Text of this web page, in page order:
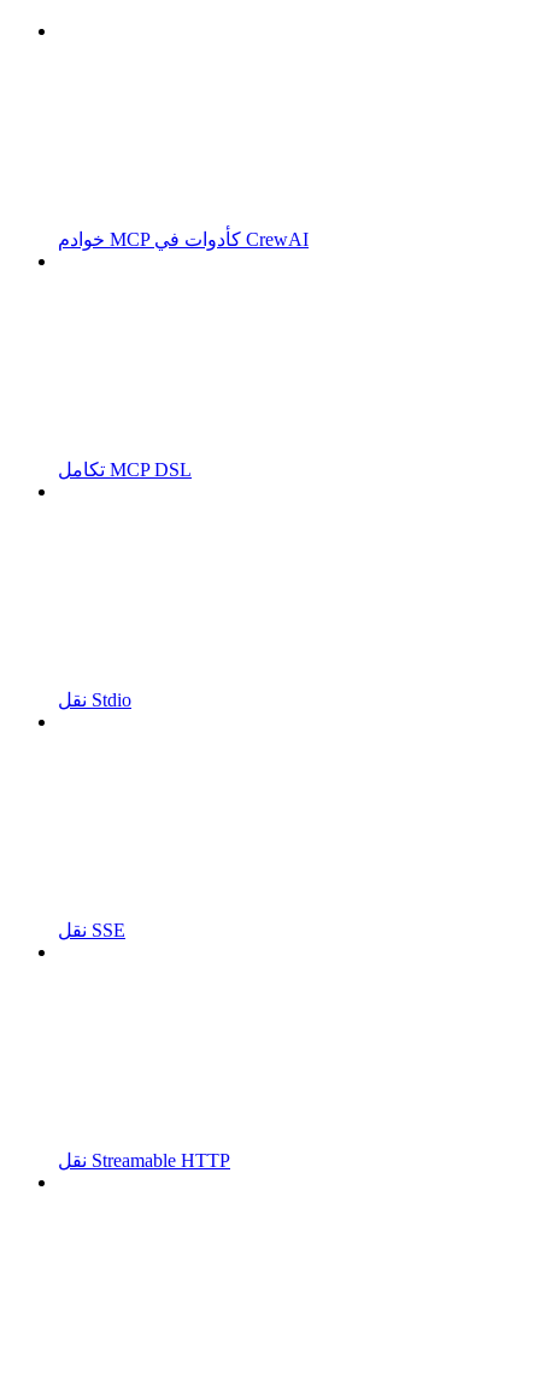
خوادم MCP كأدوات في CrewAI
تكامل MCP DSL
نقل Stdio
نقل SSE
نقل Streamable HTTP